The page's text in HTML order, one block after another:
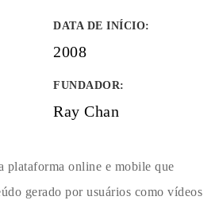
DATA DE INÍCIO:
2008
FUNDADOR:
Ray Chan
plataforma online e mobile que
gerado por usuários como vídeos